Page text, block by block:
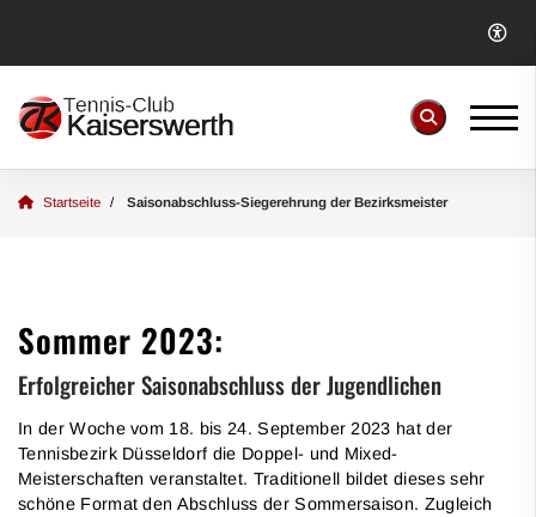
Startseite Saisonabschluss-Siegerehrung der Bezirksmeister
Sommer 2023:
Erfolgreicher Saisonabschluss der Jugendlichen
In der Woche vom 18. bis 24. September 2023 hat der
Tennisbezirk Düsseldorf die Doppel- und Mixed-
Meisterschaften veranstaltet. Traditionell bildet dieses sehr
schöne Format den Abschluss der Sommersaison. Zugleich